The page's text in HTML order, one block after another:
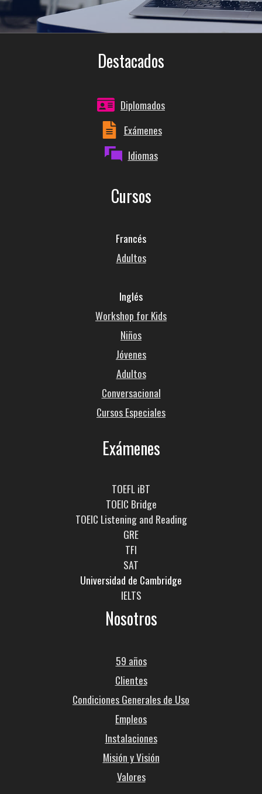
Destacados
Diplomados
Exámenes
Idiomas
Cursos
Francés
Adultos
Inglés
Workshop for Kids
Niños
Jóvenes
Adultos
Conversacional
Cursos Especiales
Exámenes
TOEFL iBT
TOEIC Bridge
TOEIC Listening and Reading
GRE
TFI
SAT
Universidad de Cambridge
IELTS
Nosotros
59 años
Clientes
Condiciones Generales de Uso
Empleos
Instalaciones
Misión y Visión
Valores